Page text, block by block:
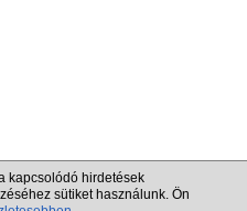
kapcsolódó hirdetések
sütiket használunk. Ön